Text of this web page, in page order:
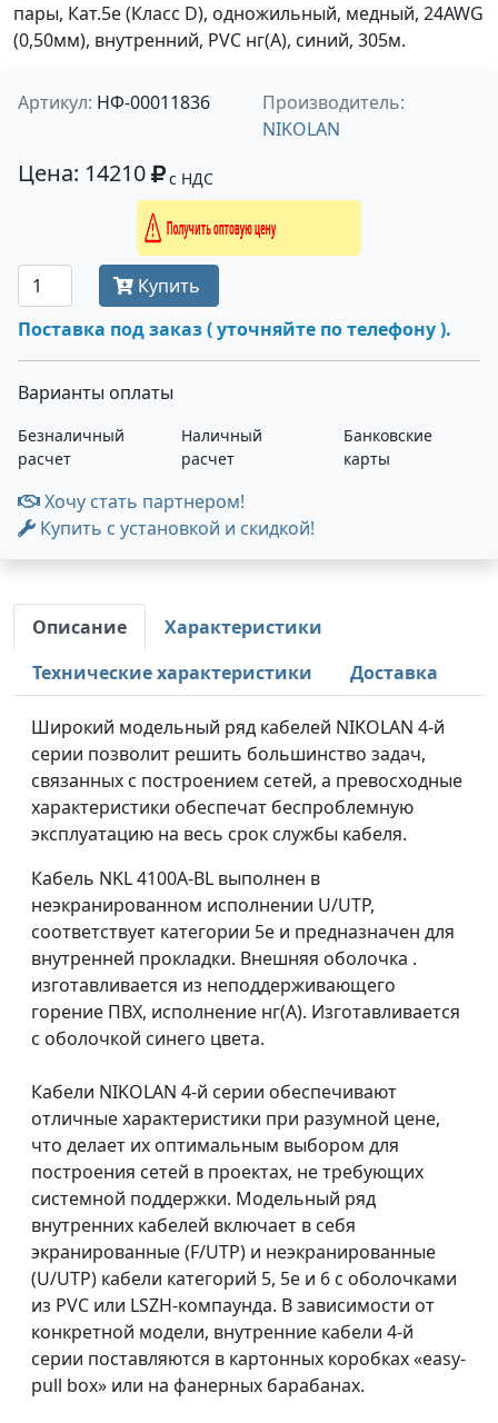
пары, Кат.5e (Класс D), одножильный, медный, 24AWG
(0,50мм), внутренний, PVC нг(А), синий, 305м.
Артикул: НФ-00011836
Производитель:
NIKOLAN
Цена: 14210 с НДС
Получить оптовую цену
Купить
Поставка под заказ ( уточняйте по телефону ).
Варианты оплаты
Безналичный
расчет
Наличный
расчет
Банковские
карты
Хочу стать партнером!
Купить с установкой и скидкой!
Описание
Характеристики
Технические характеристики
Доставка
Широкий модельный ряд кабелей NIKOLAN 4-й
серии позволит решить большинство задач,
связанных с построением сетей, а превосходные
характеристики обеспечат беспроблемную
эксплуатацию на весь срок службы кабеля.
Кабель NKL 4100A-BL выполнен в
неэкранированном исполнении U/UTP,
соответствует категории 5e и предназначен для
внутренней прокладки. Внешняя оболочка .
изготавливается из неподдерживающего
горение ПВХ, исполнение нг(A). Изготавливается
с оболочкой синего цвета.
Кабели NIKOLAN 4-й серии обеспечивают
отличные характеристики при разумной цене,
что делает их оптимальным выбором для
построения сетей в проектах, не требующих
системной поддержки. Модельный ряд
внутренних кабелей включает в себя
экранированные (F/UTP) и неэкранированные
(U/UTP) кабели категорий 5, 5е и 6 с оболочками
из PVC или LSZH-компаунда. В зависимости от
конкретной модели, внутренние кабели 4-й
серии поставляются в картонных коробках «easy-
pull box» или на фанерных барабанах.